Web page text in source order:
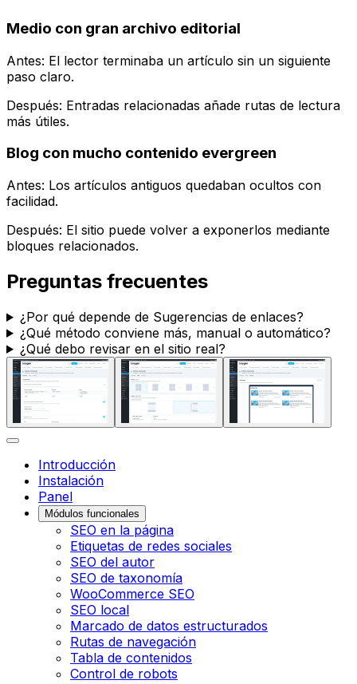
Medio con gran archivo editorial
Antes: El lector terminaba un artículo sin un siguiente
paso claro.
Después: Entradas relacionadas añade rutas de lectura
más útiles.
Blog con mucho contenido evergreen
Antes: Los artículos antiguos quedaban ocultos con
facilidad.
Después: El sitio puede volver a exponerlos mediante
bloques relacionados.
Preguntas frecuentes
¿Por qué depende de Sugerencias de enlaces?
¿Qué método conviene más, manual o automático?
¿Qué debo revisar en el sitio real?
Introducción
Instalación
Panel
Módulos funcionales
SEO en la página
Etiquetas de redes sociales
SEO del autor
SEO de taxonomía
WooCommerce SEO
SEO local
Marcado de datos estructurados
Rutas de navegación
Tabla de contenidos
Control de robots